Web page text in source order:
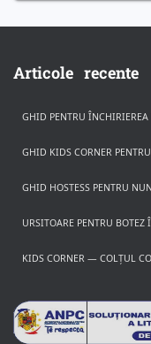
Articole recente
GHID PENTRU
GHID KIDS CORNER
GHID HOSTESS PENTRU
URSITOARE PENTRU
KIDS CORNER — COLȚUL